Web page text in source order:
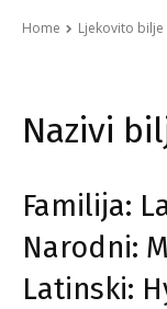
Home Ljekovito bilje
Nazivi
Familija:
Narodni:
Latinski: